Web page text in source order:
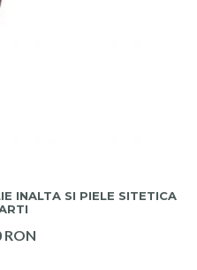
INALTA SI PIELE SITETICA
RON